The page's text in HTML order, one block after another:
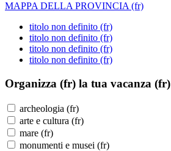
MAPPA DELLA PROVINCIA (fr)
titolo non definito (fr)
titolo non definito (fr)
titolo non definito (fr)
titolo non definito (fr)
Organizza (fr) la tua vacanza (fr)
archeologia (fr)
arte e cultura (fr)
mare (fr)
monumenti e musei (fr)